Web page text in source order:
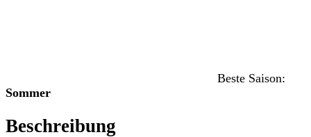
Beste Saison:
Sommer
Beschreibung